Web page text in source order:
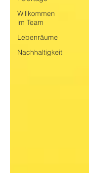
Willkommen
im Team
Lebenräume
Nachhaltigkeit